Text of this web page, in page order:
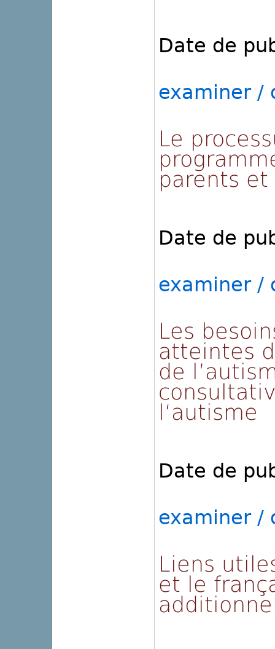
Date de
examiner /
Le
parents
Date de
examiner /
Les
atteintes
de
l‘autisme
Date de
examiner /
Liens
et le